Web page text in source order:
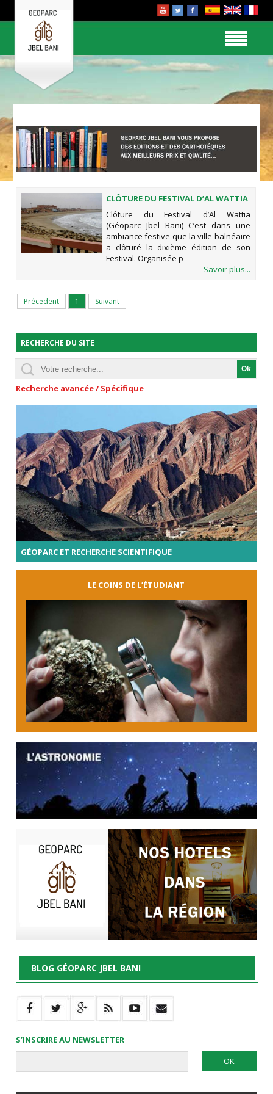
CLÔTURE DU FESTIVAL D’AL WATTIA
(GÉOPARC JBEL BANI)
Clôture du Festival d’Al Wattia
(Géoparc Jbel Bani) C’est dans une
ambiance festive que la ville balnéaire
a clôturé la dixième édition de son
Festival. Organisée p
Savoir plus...
Précedent 1 Suivant
RECHERCHE DU SITE
Recherche avancée / Spécifique
GÉOPARC ET RECHERCHE SCIENTIFIQUE
LE COINS DE L’ÉTUDIANT
BLOG GÉOPARC JBEL BANI
S’INSCRIRE AU NEWSLETTER